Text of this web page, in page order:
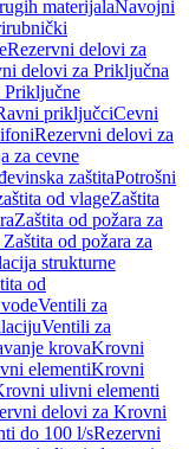
materijalaNavojni
Rezervni delovi za
delovi za Priključna
Priključne
priključciCevni
Rezervni delovi za
za cevne
zaštitaPotrošni
od vlageZaštita
Zaštita od požara za
od požara za
strukturne
od
Ventili za
Ventili za
krovaKrovni
elementiKrovni
ulivni elementi
delovi za Krovni
do 100 l/sRezervni